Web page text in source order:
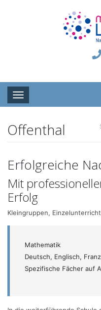
Toggle navigation
Offenthal
Erfolgreiche
Mit
Erfolg
Kleingruppen,
Mathematik
Deutsch, Englisch,
Spezifische Fächer auf